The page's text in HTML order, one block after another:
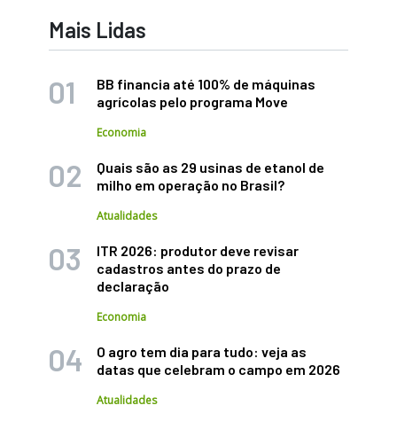
Mais Lidas
BB financia até 100% de máquinas
agrícolas pelo programa Move
Economia
Quais são as 29 usinas de etanol de
milho em operação no Brasil?
Atualidades
ITR 2026: produtor deve revisar
cadastros antes do prazo de
declaração
Economia
O agro tem dia para tudo: veja as
datas que celebram o campo em 2026
Atualidades